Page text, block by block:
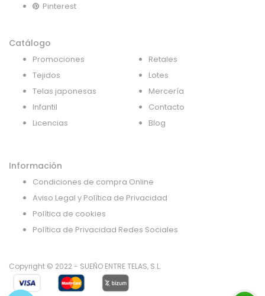
Pinterest
Catálogo
Promociones
Tejidos
Telas japonesas
Infantil
Licencias
Retales
Lotes
Mercería
Contacto
Blog
Información
Condiciones de compra Online
Aviso Legal y Política de Privacidad
Política de cookies
Política de Privacidad Redes Sociales
Copyright © 2022 - SUEÑO ENTRE TELAS, S.L.